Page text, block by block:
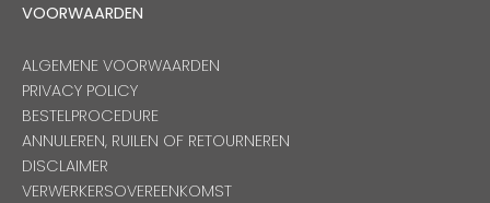
VOORWAARDEN
ALGEMENE VOORWAARDEN
PRIVACY POLICY
BESTELPROCEDURE
ANNULEREN, RUILEN OF RETOURNEREN
DISCLAIMER
VERWERKERSOVEREENKOMST